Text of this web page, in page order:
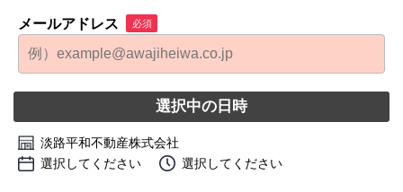
メールアドレス 必須
選択中の日時
淡路平和不動産株式会社
選択してください
選択してください